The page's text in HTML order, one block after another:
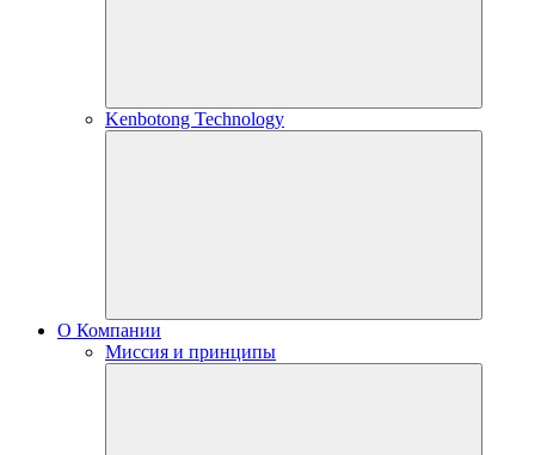
Kenbotong Technology
О Компании
Миссия и принципы